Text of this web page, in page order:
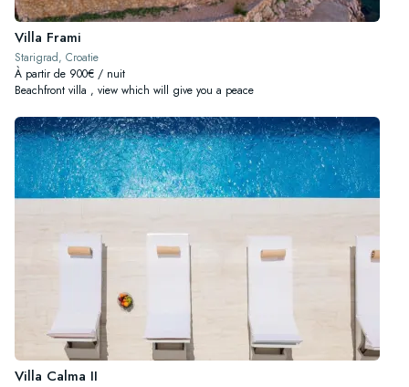
Villa Frami
Starigrad, Croatie
À partir de 900€ / nuit
Beachfront villa , view which will give you a peace
Villa Calma II